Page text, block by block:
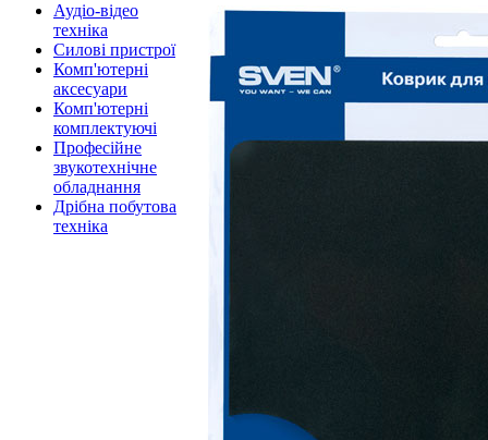
Аудіо-відео
техніка
Силові пристрої
Комп'ютерні
аксесуари
Комп'ютерні
комплектуючі
Професійне
звукотехнічне
обладнання
Дрібна побутова
техніка